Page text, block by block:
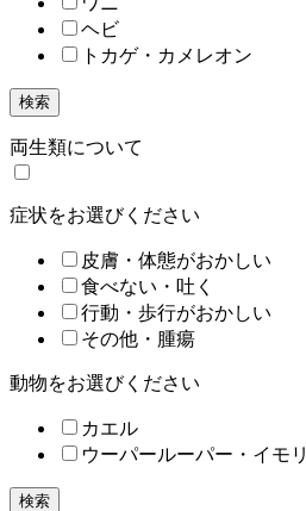
ヘビ
トカゲ・カメレオン
検索
両生類について
症状をお選びください
皮膚・体態がおかしい
食べない・吐く
行動・歩行がおかしい
その他・腫瘍
動物をお選びください
カエル
ウーパールーパー・イモリ
検索